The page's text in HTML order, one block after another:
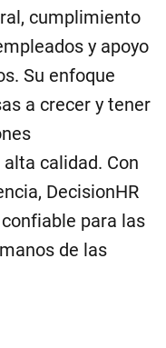
cumplimiento
y apoyo
Su enfoque
a crecer y tener
calidad. Con
DecisionHR
para las
de las